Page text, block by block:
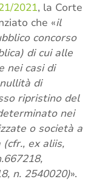
2021, la Corte
che «il
concorso
di cui alle
nei casi di
di
ripristino del
nei
o società a
ex aliis,
n. 2540020)».